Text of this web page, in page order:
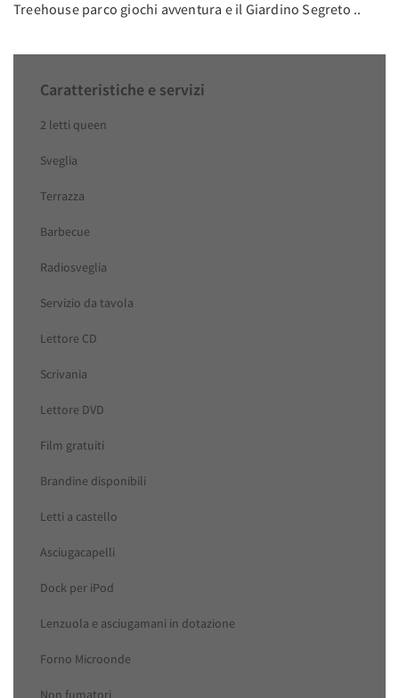
Treehouse parco giochi avventura e il Giardino Segreto ..
Caratteristiche e servizi
2 letti queen
Sveglia
Terrazza
Barbecue
Radiosveglia
Servizio da tavola
Lettore CD
Scrivania
Lettore DVD
Film gratuiti
Brandine disponibili
Letti a castello
Asciugacapelli
Dock per iPod
Lenzuola e asciugamani in dotazione
Forno Microonde
Non fumatori